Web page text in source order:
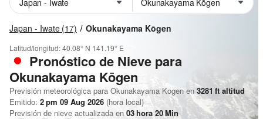
Japan - Iwate (17) Okunakayama Kōgen
Latitud/longitud:40.08° N 141.19° E
Pronóstico de Nieve para
Okunakayama Kōgen
Previsión meteorológica para Okunakayama Kogen en 3281 ft altitud
Emitido: 2 pm 09 Aug 2026 (hora local)
Previsión de nieve actualizada en 03hora 20Min